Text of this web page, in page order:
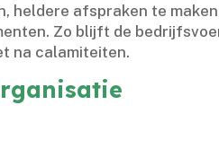
heldere afspraken te
Zo blijft de
na calamiteiten.​